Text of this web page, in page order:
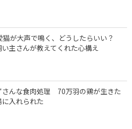
猫が大声で鳴く、どうしたらいい？
主さんが教えてくれた心構え
さんな食肉処理 70万羽の鶏が生きた
に入れられた